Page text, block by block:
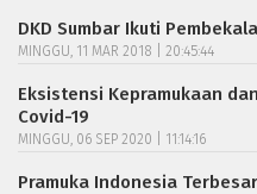
DKD Sumbar Ikuti
MINGGU, 11 MAR 2018 | 20:45:44
Eksistensi Kepramukaan
Covid-19
MINGGU, 06 SEP 2020 | 11:14:16
Pramuka Indonesia